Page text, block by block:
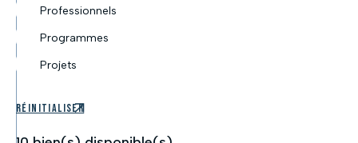
Professionnels
Programmes
Projets
Réinitialiser